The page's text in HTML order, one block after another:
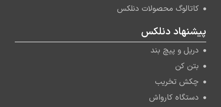
کاتالوگ محصولات دنلکس
پیشنهاد دنلکس
دریل و پیچ بند
بتن کن
چکش تخریب
دستگاه کارواش